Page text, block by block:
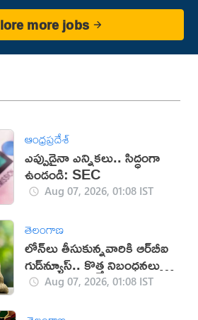
more jobs
ఆంధ్రప్రదేశ్
ఎప్పుడైనా ఎన్నికలు.. సిద్ధంగా
ఉండండి: SEC
Aug 07, 2026, 01:08 IST
తెలంగాణ
లోన్‌లు తీసుకున్నవారికి ఆర్‌బీఐ
గుడ్‌న్యూస్.. కొత్త నిబంధనలు
విడుదలAug 07, 2026, 01:08 IST